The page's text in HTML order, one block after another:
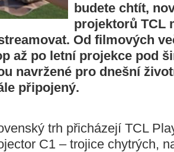
budete chtít,
projektorů TCL
Od filmových
až po letní projekce pod
navržené pro dnešní
připojený.
trh přicházejí TCL
C1 – trojice chytrých,